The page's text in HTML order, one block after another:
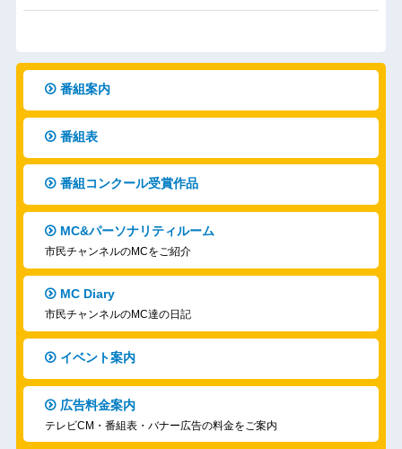
番組案内
番組表
番組コンクール受賞作品
MC&パーソナリティルーム
市民チャンネルのMCをご紹介
MC Diary
市民チャンネルのMC達の日記
イベント案内
広告料金案内
テレビCM・番組表・バナー広告の料金をご案内